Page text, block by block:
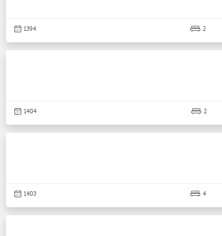
2
1394
2
1404
4
1403